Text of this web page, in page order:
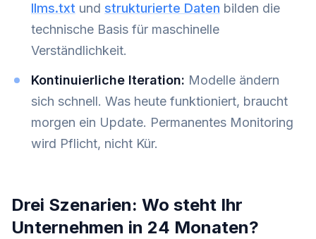
llms.txt und strukturierte Daten bilden die
technische Basis für maschinelle
Verständlichkeit.
Kontinuierliche Iteration: Modelle ändern
sich schnell. Was heute funktioniert, braucht
morgen ein Update. Permanentes Monitoring
wird Pflicht, nicht Kür.
Drei Szenarien: Wo steht Ihr
Unternehmen in 24 Monaten?